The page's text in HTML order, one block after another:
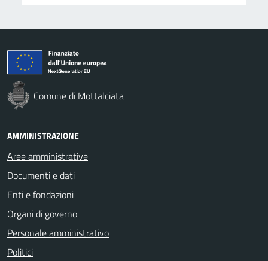
Comune di Mottalciata
AMMINISTRAZIONE
Aree amministrative
Documenti e dati
Enti e fondazioni
Organi di governo
Personale amministrativo
Politici